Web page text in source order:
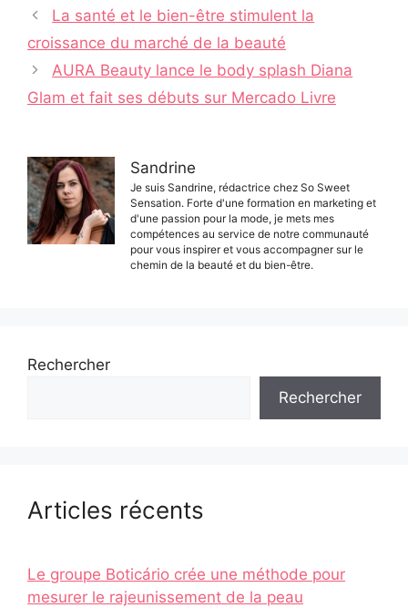
Navigation
des
La santé et le bien-être stimulent la
croissance du marché de la beauté
AURA Beauty lance le body splash Diana
Glam et fait ses débuts sur Mercado Livre
Sandrine
Je suis Sandrine, rédactrice chez So Sweet
Sensation. Forte d'une formation en marketing et
d'une passion pour la mode, je mets mes
compétences au service de notre communauté
pour vous inspirer et vous accompagner sur le
chemin de la beauté et du bien-être.
Rechercher
Rechercher
Articles récents
Le groupe Boticário crée une méthode pour
mesurer le rajeunissement de la peau